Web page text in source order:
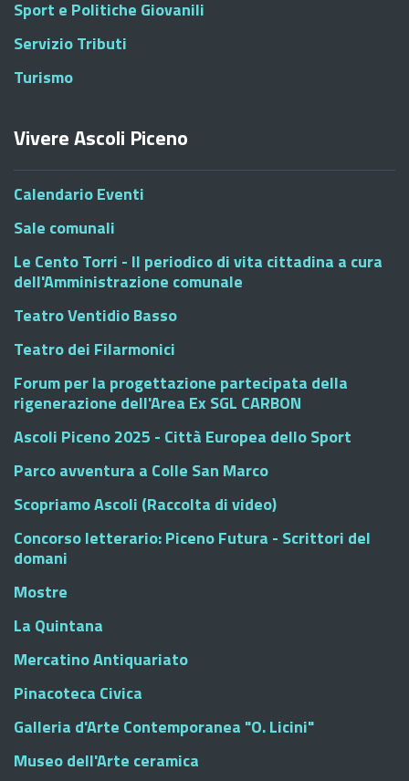
Sport e Politiche Giovanili
Servizio Tributi
Turismo
Vivere Ascoli Piceno
Calendario Eventi
Sale comunali
Le Cento Torri - Il periodico di vita cittadina a cura
dell'Amministrazione comunale
Teatro Ventidio Basso
Teatro dei Filarmonici
Forum per la progettazione partecipata della
rigenerazione dell'Area Ex SGL CARBON
Ascoli Piceno 2025 - Città Europea dello Sport
Parco avventura a Colle San Marco
Scopriamo Ascoli (Raccolta di video)
Concorso letterario: Piceno Futura - Scrittori del
domani
Mostre
La Quintana
Mercatino Antiquariato
Pinacoteca Civica
Galleria d'Arte Contemporanea "O. Licini"
Museo dell'Arte ceramica